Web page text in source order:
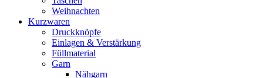
Weihnachten
Kurzwaren
Druckknöpfe
Einlagen & Verstärkung
Füllmaterial
Garn
Nähgarn